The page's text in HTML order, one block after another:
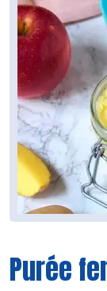
Purée